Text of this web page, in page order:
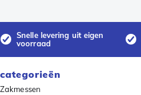
Snelle levering uit eigen
voorraad
categorieën
Zakmessen